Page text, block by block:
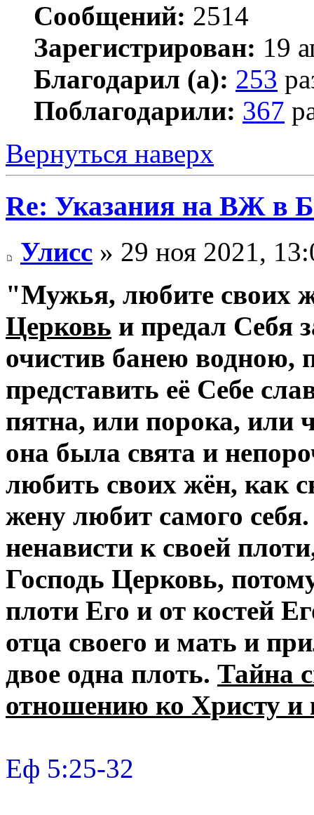
Сообщений: 2514
Зарегистрирован: 19
Благодарил (а): 253
Поблагодарили: 367
Вернуться наверх
Re: Указания на ВЖ в
Улисс » 29 ноя 2021,
"Мужья, любите своих
Церковь и предал Себя
очистив банею водною,
представить её Себе
пятна, или порока, или
она была свята и
любить своих жён, как
жену любит самого
ненависти к своей
Господь Церковь,
плоти Его и от костей
отца своего и мать и
двое одна плоть. Тайна
отношению ко Христу и
Еф 5:25-32